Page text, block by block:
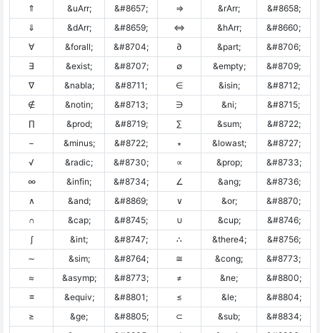
⇑
&uArr; &#8657; ⇒ &rArr;
&#8658;
⇓
&dArr; &#8659; ⇔ &hArr;
&#8660;
∀
&forall; &#8704; ∂ &part;
&#8706;
∃
&exist; &#8707; ∅ &empty;
&#8709;
∇
&nabla; &#8711; ∈ &isin;
&#8712;
∉
&notin; &#8713; ∋ &ni;
&#8715;
∏
&prod; &#8719; ∑ &sum;
&#8722;
−
&minus; &#8722; ∗ &lowast;
&#8727;
√
&radic; &#8730; ∝ &prop;
&#8733;
∞
&infin; &#8734; ∠ &ang;
&#8736;
∧
&and; &#8869; ∨ &or;
&#8870;
∩
&cap; &#8745; ∪ &cup;
&#8746;
∫
&int; &#8747; ∴ &there4;
&#8756;
∼
&sim; &#8764; ≅ &cong;
&#8773;
≈
&asymp; &#8773; ≠ &ne;
&#8800;
≡
&equiv; &#8801; ≤ &le;
&#8804;
≥
&ge; &#8805; ⊂ &sub;
&#8834;